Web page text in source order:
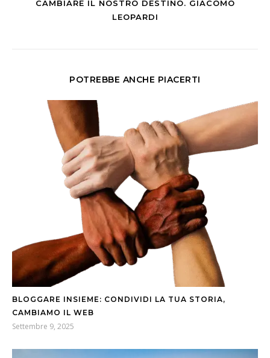
CAMBIARE IL NOSTRO DESTINO. GIACOMO
LEOPARDI
POTREBBE ANCHE PIACERTI
BLOGGARE INSIEME: CONDIVIDI LA TUA STORIA,
CAMBIAMO IL WEB
Settembre 9, 2025